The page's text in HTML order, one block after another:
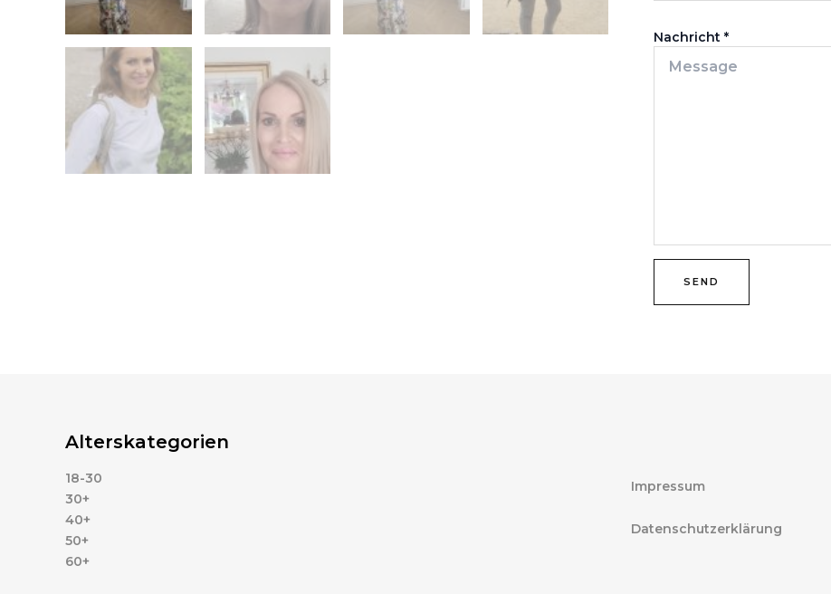
Nachricht *
SEND
Alterskategorien
18-30
30+
40+
50+
60+
Impressum
Datenschutzerklärung